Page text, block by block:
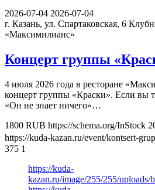
2026-07-04 2026-07-04
г. Казань, ул. Спартаковская, 6
«Максимилианс»
Концерт группы
4 июля 2026 года в ресторане
концерт группы «Краски». Если вы
«Он не знает ничего»…
1800 RUB https://schema.org/InStock
https://kuda-kazan.ru/event/kontsert-
375 1
https://kuda-
kazan.ru/image/255/255/